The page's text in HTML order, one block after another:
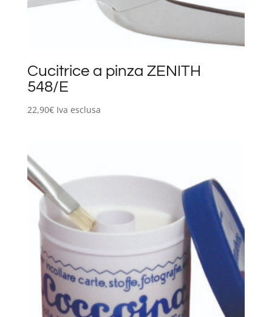
Cucitrice a pinza ZENITH
548/E
22,90€ Iva esclusa